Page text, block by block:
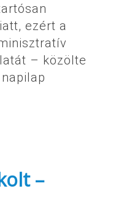
ezért a
– közölte
–